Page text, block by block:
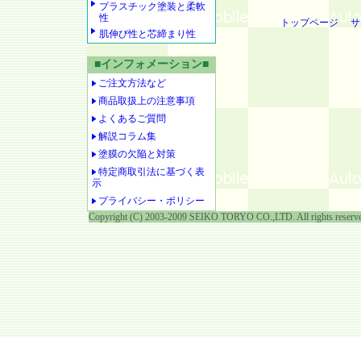
プラスチック塗装と柔軟
性
肌伸び性と芯締まり性
■インフォメーション■
ご注文方法など
商品取扱上の注意事項
よくあるご質問
解説コラム集
塗膜の欠陥と対策
特定商取引法に基づく表
示
プライバシー・ポリシー
トップページ
Copyright (C) 2003-2009 SEIKO TORYO CO.,LTD. All rights